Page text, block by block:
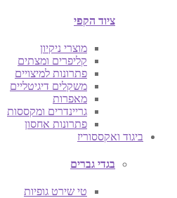
ציוד הקפי
מוצרי ניקיון
קליפרים ומצתים
פתרונות למיצויים
משקלים דיגיטליים
מאפרות
גריינדרים ומקססות
פתרונות אחסון
ביגוד ואקססוריז
בגדי גברים
טי שירט גופיות